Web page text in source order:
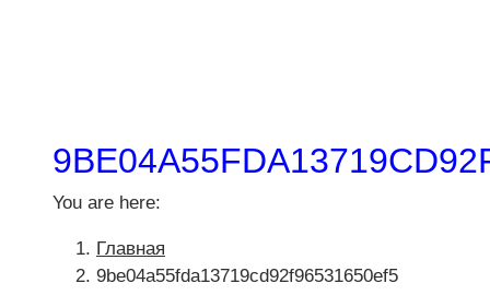
You are here:
Главная
9be04a55fda13719cd92f96531650ef5